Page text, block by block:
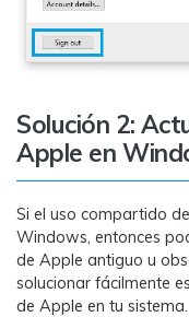
Solución 2:
Apple en
Si el uso compartido
Windows, entonces
de Apple antiguo u
solucionar fácilmente
de Apple en tu